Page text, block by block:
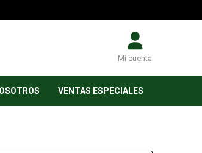
Mi cuenta
VENTAS ESPECIALES